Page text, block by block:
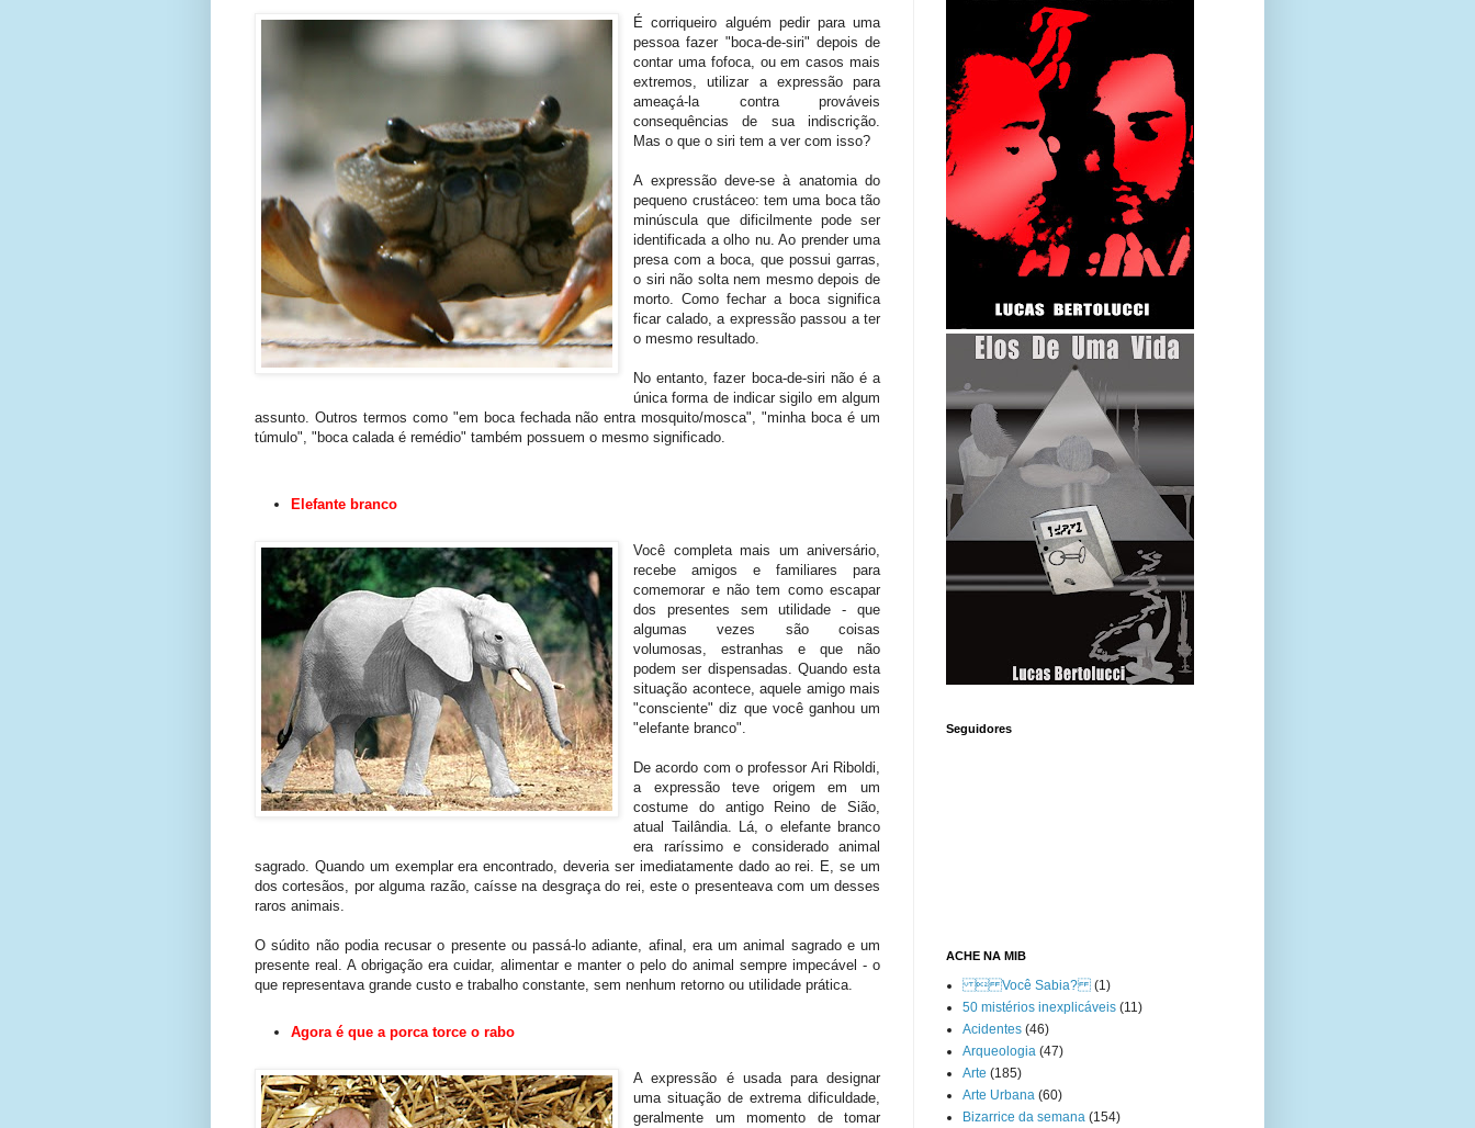
É corriqueiro alguém pedir para uma
pessoa fazer "boca-de-siri" depois de
contar uma fofoca, ou em casos mais
extremos, utilizar a expressão para
ameaçá-la contra prováveis
consequências de sua indiscrição.
Mas o que o siri tem a ver com isso?
A expressão deve-se à anatomia do
pequeno crustáceo: tem uma boca tão
minúscula que dificilmente pode ser
identificada a olho nu. Ao prender uma
presa com a boca, que possui garras,
o siri não solta nem mesmo depois de
morto. Como fechar a boca significa
ficar calado, a expressão passou a ter
o mesmo resultado.
No entanto, fazer boca-de-siri não é a
única forma de indicar sigilo em algum
assunto. Outros termos como "em boca fechada não entra mosquito/mosca", "minha boca é um
túmulo", "boca calada é remédio" também possuem o mesmo significado.
Elefante branco
Você completa mais um aniversário,
recebe amigos e familiares para
comemorar e não tem como escapar
dos presentes sem utilidade - que
algumas vezes são coisas
volumosas, estranhas e que não
podem ser dispensadas. Quando esta
situação acontece, aquele amigo mais
"consciente" diz que você ganhou um
"elefante branco".
De acordo com o professor Ari Riboldi,
a expressão teve origem em um
costume do antigo Reino de Sião,
atual Tailândia. Lá, o elefante branco
era raríssimo e considerado animal
sagrado. Quando um exemplar era encontrado, deveria ser imediatamente dado ao rei. E, se um
dos cortesãos, por alguma razão, caísse na desgraça do rei, este o presenteava com um desses
raros animais.
O súdito não podia recusar o presente ou passá-lo adiante, afinal, era um animal sagrado e um
presente real. A obrigação era cuidar, alimentar e manter o pelo do animal sempre impecável - o
que representava grande custo e trabalho constante, sem nenhum retorno ou utilidade prática.
Agora é que a porca torce o rabo
A expressão é usada para designar
uma situação de extrema dificuldade,
geralmente um momento de tomar
Seguidores
ACHE NA MIB
 Você Sabia? (1)
50 mistérios inexplicáveis (11)
Acidentes (46)
Arqueologia (47)
Arte (185)
Arte Urbana (60)
Bizarrice da semana (154)